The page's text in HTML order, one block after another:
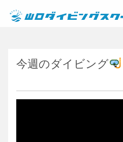
メインナビゲ
今週のダイビング